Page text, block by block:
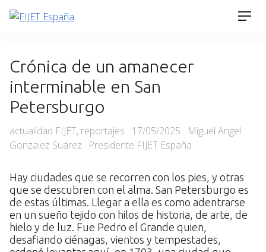
Skip
Crónica de un amanecer
interminable en San
Petersburgo
Categories
actualidad FIJET, reportajes
Posted
on
17/05/2025
Miguel Angel
Gonzalez Suárez · Presidente FIJET España
Hay ciudades que se recorren con los pies, y otras
que se descubren con el alma. San Petersburgo es
de estas últimas. Llegar a ella es como adentrarse
en un sueño tejido con hilos de historia, de arte, de
hielo y de luz. Fue Pedro el Grande quien,
desafiando ciénagas, vientos y tempestades,